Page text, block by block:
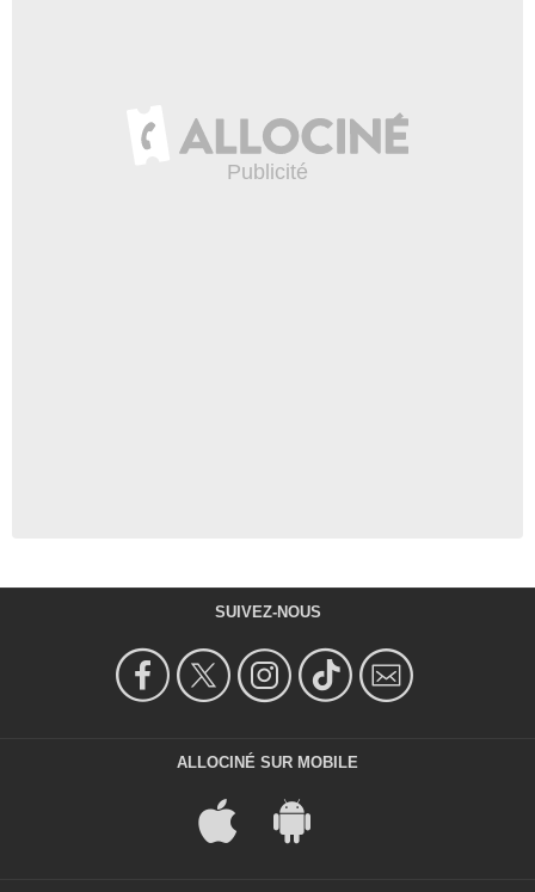
SUIVEZ-NOUS
ALLOCINÉ SUR MOBILE